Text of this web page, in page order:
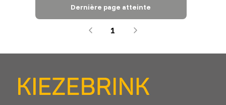
Dernière page atteinte
1